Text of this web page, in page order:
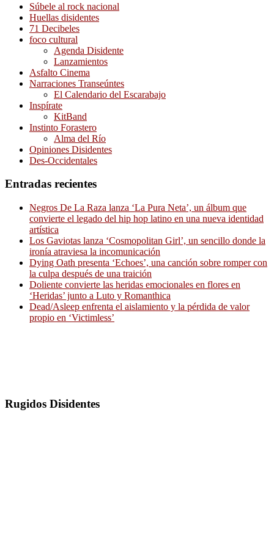
Súbele al rock nacional
Huellas disidentes
71 Decibeles
foco cultural
Agenda Disidente
Lanzamientos
Asfalto Cinema
Narraciones Transeúntes
El Calendario del Escarabajo
Inspírate
KitBand
Instinto Forastero
Alma del Río
Opiniones Disidentes
Des-Occidentales
Entradas recientes
Negros De La Raza lanza ‘La Pura Neta’, un álbum que
convierte el legado del hip hop latino en una nueva identidad
artística
Los Gaviotas lanza ‘Cosmopolitan Girl’, un sencillo donde la
ironía atraviesa la incomunicación
Dying Oath presenta ‘Echoes’, una canción sobre romper con
la culpa después de una traición
Doliente convierte las heridas emocionales en flores en
‘Heridas’ junto a Luto y Romanthica
Dead/Asleep enfrenta el aislamiento y la pérdida de valor
propio en ‘Victimless’
Rugidos Disidentes